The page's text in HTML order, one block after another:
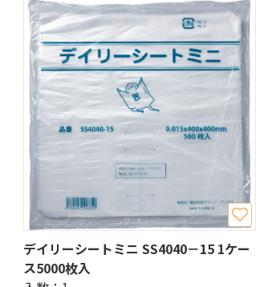
デイリーシートミニ SS4040－15 1ケー
ス5000枚入